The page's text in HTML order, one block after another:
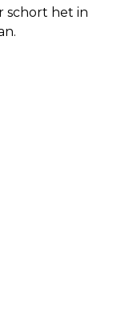
schort het in